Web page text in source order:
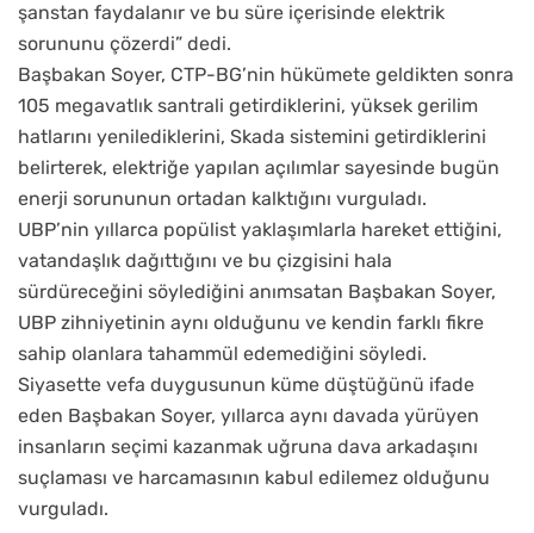
şanstan faydalanır ve bu süre içerisinde elektrik
sorununu çözerdi” dedi.
Başbakan Soyer, CTP-BG’nin hükümete geldikten sonra
105 megavatlık santrali getirdiklerini, yüksek gerilim
hatlarını yenilediklerini, Skada sistemini getirdiklerini
belirterek, elektriğe yapılan açılımlar sayesinde bugün
enerji sorununun ortadan kalktığını vurguladı.
UBP’nin yıllarca popülist yaklaşımlarla hareket ettiğini,
vatandaşlık dağıttığını ve bu çizgisini hala
sürdüreceğini söylediğini anımsatan Başbakan Soyer,
UBP zihniyetinin aynı olduğunu ve kendin farklı fikre
sahip olanlara tahammül edemediğini söyledi.
Siyasette vefa duygusunun küme düştüğünü ifade
eden Başbakan Soyer, yıllarca aynı davada yürüyen
insanların seçimi kazanmak uğruna dava arkadaşını
suçlaması ve harcamasının kabul edilemez olduğunu
vurguladı.